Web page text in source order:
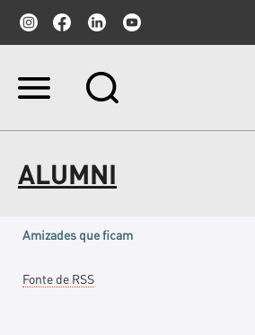
Ir
Ir
para
ALUMNI
Amizades que ficam
do
Fonte de RSS